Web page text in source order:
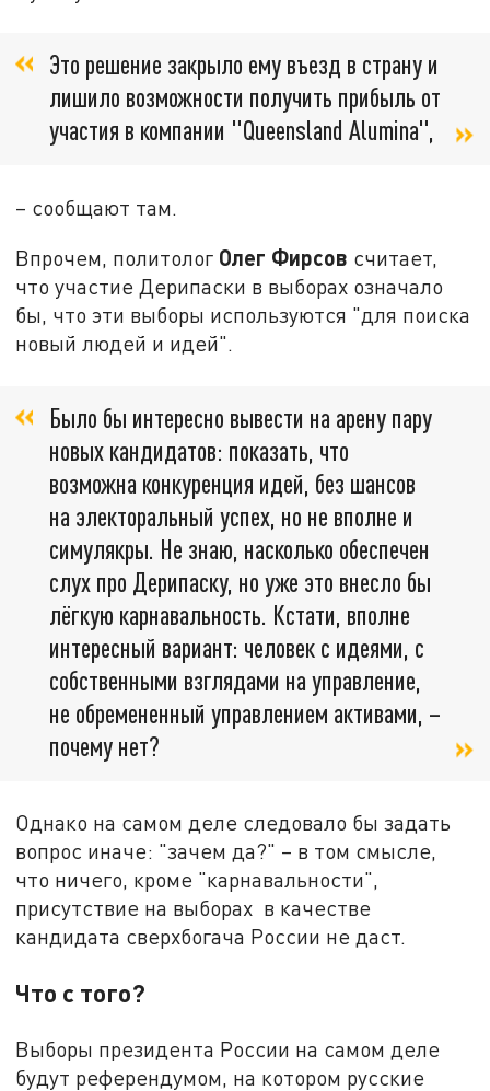
Это решение закрыло ему въезд в страну и
лишило возможности получить прибыль от
участия в компании "Queensland Alumina",
– сообщают там.
Впрочем, политолог Олег Фирсов считает,
что участие Дерипаски в выборах означало
бы, что эти выборы используются "для поиска
новый людей и идей".
Было бы интересно вывести на арену пару
новых кандидатов: показать, что
возможна конкуренция идей, без шансов
на электоральный успех, но не вполне и
симулякры. Не знаю, насколько обеспечен
слух про Дерипаску, но уже это внесло бы
лёгкую карнавальность. Кстати, вполне
интересный вариант: человек с идеями, с
собственными взглядами на управление,
не обремененный управлением активами, –
почему нет?
Однако на самом деле следовало бы задать
вопрос иначе: "зачем да?" – в том смысле,
что ничего, кроме "карнавальности",
присутствие на выборах в качестве
кандидата сверхбогача России не даст.
Что с того?
Выборы президента России на самом деле
будут референдумом, на котором русские